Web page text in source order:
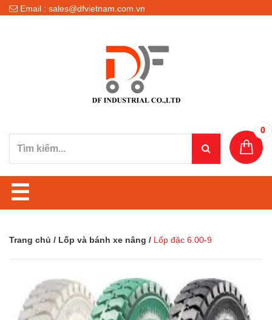
Email : sales@dfvietnam.com.vn
0
☰
Trang chủ / Lốp và bánh xe nâng / Lốp đặc 6.00-9